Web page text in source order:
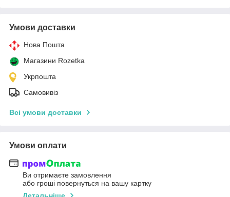
Умови доставки
Нова Пошта
Магазини Rozetka
Укрпошта
Самовивіз
Всі умови доставки
Умови оплати
Ви отримаєте замовлення
або гроші повернуться на вашу картку